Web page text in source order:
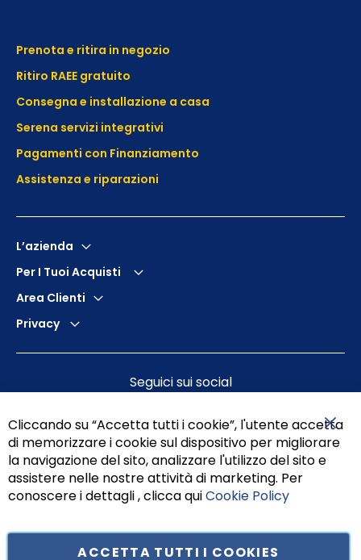
Prenota e ritira in negozio
Ritiro RAEE gratuito
Consegna e installazione a casa
Serena servizi integrativi
Pagamenti con Finanziamento
Assistenza e riparazioni
L’azienda
Per I Tuoi Acquisti
Area Clienti
Privacy
Seguici sui social
Cliccando su “Accetta tutti i cookie”, l'utente accetta
di memorizzare i cookie sul dispositivo per migliorare
la navigazione del sito, analizzare l'utilizzo del sito e
assistere nelle nostre attività di marketing. Per
conoscere i dettagli , clicca quiCookie Policy
ACCETTA TUTTI I COOKIES